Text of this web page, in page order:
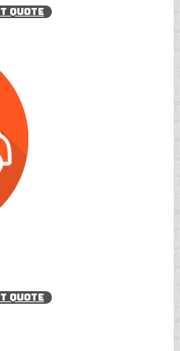
QUOTE
QUOTE